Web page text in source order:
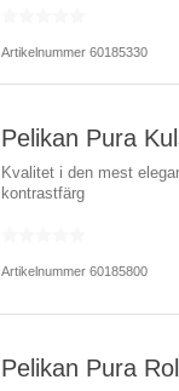
Artikelnummer 60185330
Pelikan Pura
Kvalitet i den mest
kontrastfärg
Artikelnummer 60185800
Pelikan Pura